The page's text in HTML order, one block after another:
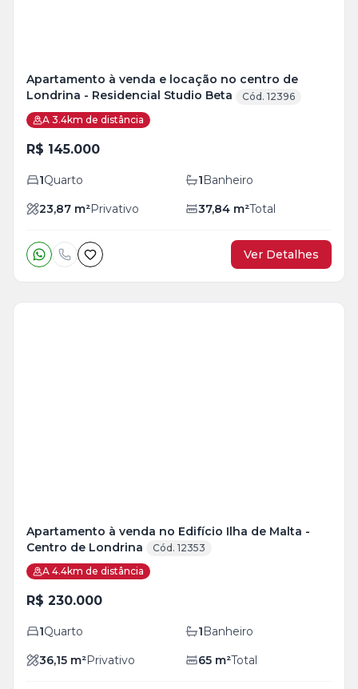
Apartamento à venda e locação no centro de
Londrina - Residencial Studio Beta
Cód. 12396
A 3.4km de distância
R$ 145.000
1Quarto 1Banheiro
23,87 m²Privativo 37,84 m²Total
Ver Detalhes
Apartamento à venda no Edifício Ilha de Malta -
Centro de Londrina
Cód. 12353
A 4.4km de distância
R$ 230.000
1Quarto 1Banheiro
36,15 m²Privativo 65 m²Total